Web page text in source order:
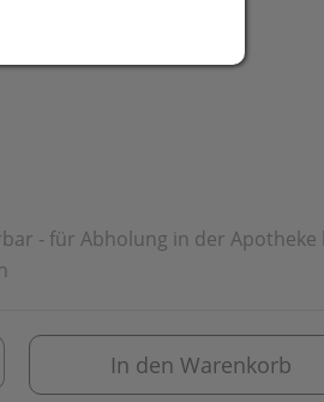
- für Abholung in der Apotheke
In den Warenkorb